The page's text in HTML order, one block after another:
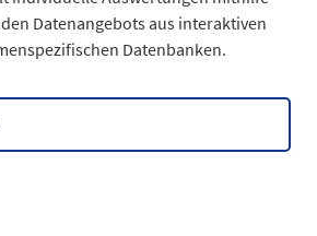
3
2
Datenangebots aus interaktiven
Datenbanken.